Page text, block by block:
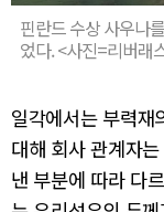
핀란드 수상 사우나
었다. <사진=리버래
일각에서는 부력재
대해 회사 관계자
낸 부분에 따라 다